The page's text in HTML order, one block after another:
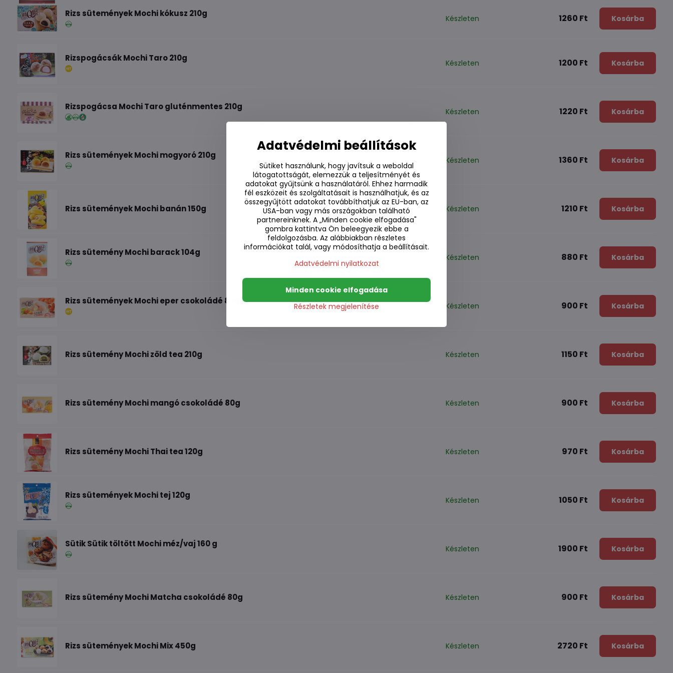
Rizs sütemények Mochi kókusz 210g Készleten 1260 Ft Kosárba
Rizspogácsák Mochi Taro 210g Készleten 1200 Ft Kosárba
Rizspogácsa Mochi Taro gluténmentes 210g Készleten 1220 Ft Kosárba
Rizs sütemények Mochi mogyoró 210g Készleten 1360 Ft Kosárba
Rizs sütemények Mochi banán 150g Készleten 1210 Ft Kosárba
Rizs sütemény Mochi barack 104g Készleten 880 Ft Kosárba
Rizs sütemények Mochi eper csokoládé 80g Készleten 900 Ft Kosárba
Rizs sütemény Mochi zöld tea 210g Készleten 1150 Ft Kosárba
Rizs sütemény Mochi mangó csokoládé 80g Készleten 900 Ft Kosárba
Rizs sütemény Mochi Thai tea 120g Készleten 970 Ft Kosárba
Rizs sütemények Mochi tej 120g Készleten 1050 Ft Kosárba
Sütik Sütik töltött Mochi méz/vaj 160 g Készleten 1900 Ft Kosárba
Rizs sütemény Mochi Matcha csokoládé 80g Készleten 900 Ft Kosárba
Rizs sütemények Mochi Mix 450g Készleten 2720 Ft Kosárba
Adatvédelmi beállítások
Sütiket használunk, hogy javítsuk a weboldal
látogatottságát, elemezzük a teljesítményét és
adatokat gyűjtsünk a használatáról. Ehhez harmadik
fél eszközeit és szolgáltatásait is használhatjuk, és az
összegyűjtött adatokat továbbíthatjuk az EU-ban, az
USA-ban vagy más országokban található
partnereinknek. A „Minden cookie elfogadása"
gombra kattintva Ön beleegyezik ebbe a
feldolgozásba. Az alábbiakban részletes
információkat talál, vagy módosíthatja a beállításait.
Adatvédelmi nyilatkozat
Részletek megjelenítése
Minden cookie elfogadása